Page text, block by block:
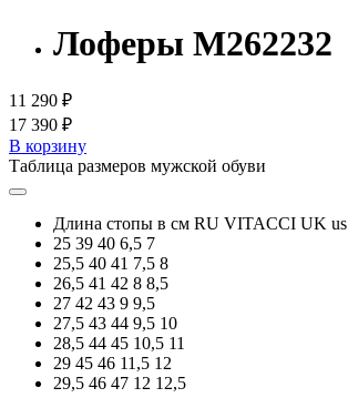
Лоферы M262232
11 290 ₽
17 390 ₽
В корзину
Таблица размеров мужской обуви
Длина стопы в см RU VITACCI UK us
25 39 40 6,5 7
25,5 40 41 7,5 8
26,5 41 42 8 8,5
27 42 43 9 9,5
27,5 43 44 9,5 10
28,5 44 45 10,5 11
29 45 46 11,5 12
29,5 46 47 12 12,5